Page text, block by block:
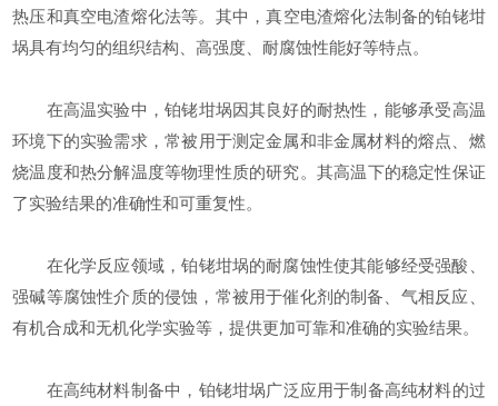
热压和真空电渣熔化法等。其中，真空电渣熔化法制备的铂铑坩
埚具有均匀的组织结构、高强度、耐腐蚀性能好等特点。
在高温实验中，‌铂铑坩埚因其良好的耐热性，‌能够承受高温
环境下的实验需求，‌常被用于测定金属和非金属材料的熔点、‌燃
烧温度和热分解温度等物理性质的研究。‌其高温下的稳定性保证
了实验结果的准确性和可重复性。‌
在化学反应领域，‌铂铑坩埚的耐腐蚀性使其能够经受强酸、‌
强碱等腐蚀性介质的侵蚀，‌常被用于催化剂的制备、‌气相反应、‌
有机合成和无机化学实验等，‌提供更加可靠和准确的实验结果。‌
在高纯材料制备中，‌铂铑坩埚广泛应用于制备高纯材料的过